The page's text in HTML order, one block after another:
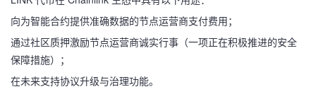
向为智能合约提供准确数据的节点运营商支付费用；
通过社区质押激励节点运营商诚实行事（一项正在积极推进的安全
保障措施）；
在未来支持协议升级与治理功能。